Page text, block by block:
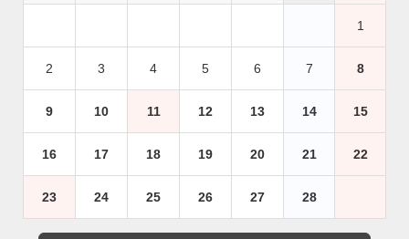
1
2 3 4 5 6 7 8
9 10 11 12 13 14 15
16 17 18 19 20 21 22
23 24 25 26 27 28